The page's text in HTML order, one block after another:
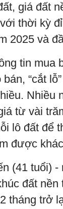
giá đất
thời kỳ
2025 và
tin mua
“cắt
Nhiều
từ vài
lô đất để
được
(41 tuổi) -
đất nền
tháng trở